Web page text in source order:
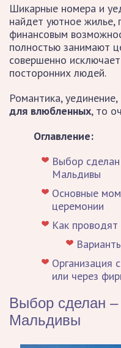
Шикарные номера и
найдет уютное жилье,
финансовым
полностью занимают
совершенно
посторонних людей.
Романтика,
для влюбленных, то
Оглавление:
Выбор
Мальдивы
Основные
церемонии
Как
Организация
или через
Выбор сделан
Мальдивы